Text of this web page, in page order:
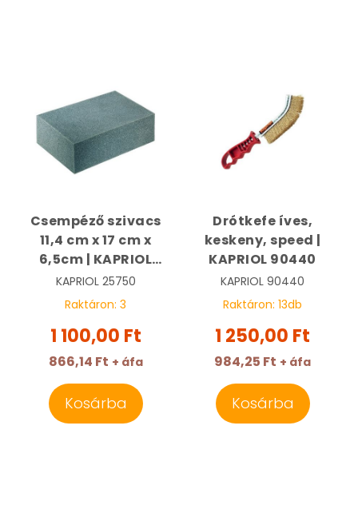
Csempéző szivacs
11,4 cm x 17 cm x
6,5cm | KAPRIOL
25750
KAPRIOL 25750
Raktáron: 3
1 100,00 Ft
866,14 Ft + áfa
Kosárba
Drótkefe íves,
keskeny, speed |
KAPRIOL 90440
KAPRIOL 90440
Raktáron: 13db
1 250,00 Ft
984,25 Ft + áfa
Kosárba